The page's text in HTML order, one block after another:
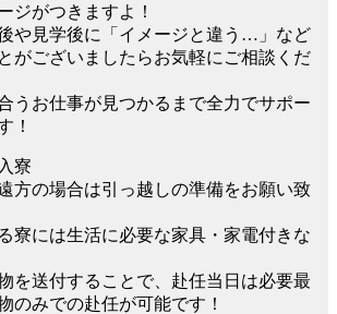
ジがつきますよ！
や見学後に「イメージと違う…」など
がございましたらお気軽にご相談くだ
うお仕事が見つかるまで全力でサポー
！
寮
方の場合は引っ越しの準備をお願い致
寮には生活に必要な家具・家電付きな
を送付することで、赴任当日は必要最
のみでの赴任が可能です！